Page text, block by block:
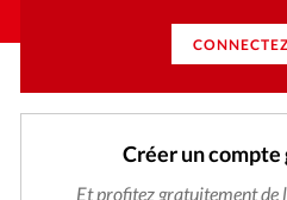
Créer un
Et profitez gratuitement de